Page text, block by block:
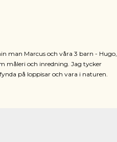
man Marcus och våra 3 barn - Hugo,
måleri och inredning. Jag tycker
på loppisar och vara i naturen.